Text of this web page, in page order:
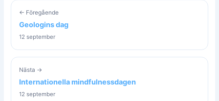
← Föregående
Geologins dag
12 september
Nästa →
Internationella mindfulnessdagen
12 september